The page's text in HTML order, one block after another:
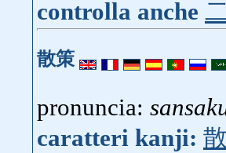
controlla anche
散策
pronuncia:
caratteri kanji: